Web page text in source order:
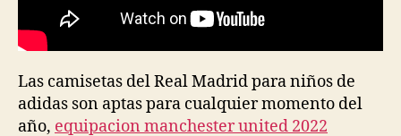
Las camisetas del Real Madrid para niños de
adidas son aptas para cualquier momento del
año, equipacion manchester united 2022